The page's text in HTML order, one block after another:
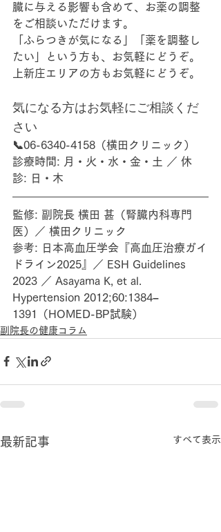
臓に与える影響も含めて、お薬の調整
をご相談いただけます。
「ふらつきが気になる」「薬を調整し
たい」という方も、お気軽にどうぞ。
上新庄エリアの方もお気軽にどうぞ。
気になる方はお気軽にご相談くだ
さい
📞06-6340-4158 （横田クリニック）
診療時間: 月・火・水・金・土 ／ 休
診: 日・木
監修: 副院長 横田 甚（腎臓内科専門
医）／ 横田クリニック
参考: 日本高血圧学会『高血圧治療ガイ
ドライン2025』／ ESH Guidelines
2023 ／ Asayama K, et al.
Hypertension 2012;60:1384–
1391（HOMED-BP試験）
副院長の健康コラム
最新記事 すべて表示